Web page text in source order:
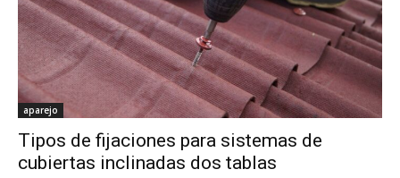
aparejo
Tipos de fijaciones para sistemas de
cubiertas inclinadas dos tablas